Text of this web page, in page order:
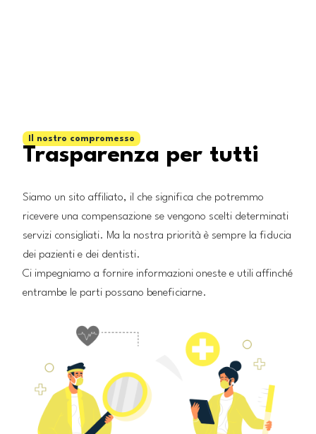
Il nostro compromesso
Trasparenza per tutti
Siamo un sito affiliato, il che significa che potremmo
ricevere una compensazione se vengono scelti determinati
servizi consigliati. Ma la nostra priorità è sempre la fiducia
dei pazienti e dei dentisti.
Ci impegniamo a fornire informazioni oneste e utili affinché
entrambe le parti possano beneficiarne.